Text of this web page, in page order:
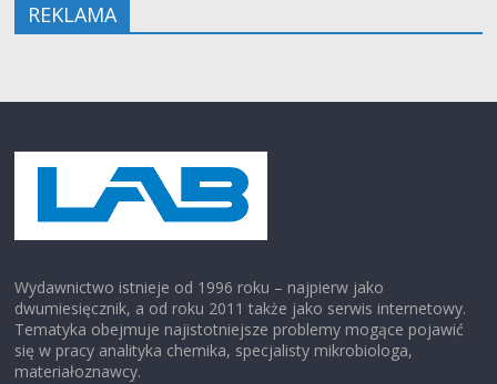
REKLAMA
Wydawnictwo istnieje od 1996 roku – najpierw jako
dwumiesięcznik, a od roku 2011 także jako serwis internetowy.
Tematyka obejmuje najistotniejsze problemy mogące pojawić
się w pracy analityka chemika, specjalisty mikrobiologa,
materiałoznawcy.